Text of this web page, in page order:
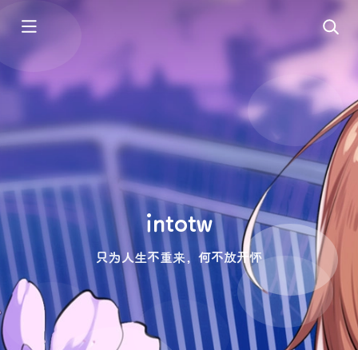
intotw
只为人生不重来，何不放开怀